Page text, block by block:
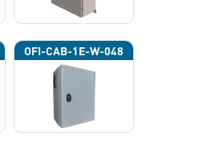
OFI-CAB-1E-W-048